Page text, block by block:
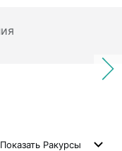
Показать Ракурсы